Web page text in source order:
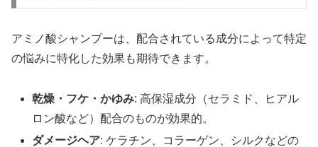
アミノ酸シャンプーは、配合されている成分によって特定
の悩みに特化した効果も期待できます。
乾燥・フケ・かゆみ: 高保湿成分（セラミド、ヒアル
ロン酸など）配合のものが効果的。
ダメージヘア: ケラチン、コラーゲン、シルクなどの